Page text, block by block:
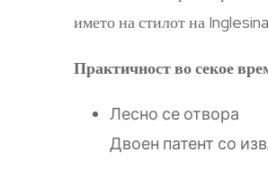
името на стилот на
Практичност во секое
Лесно се отвора
Двоен патент со